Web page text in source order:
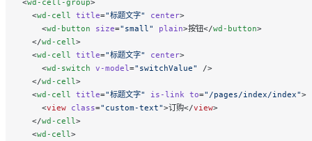
  <
wd-cell title="标题文字" center>
    <
wd-button size="small" plain>按钮</wd-button>
  </
wd-cell >
  <
wd-cell title="标题文字" center>
    <
wd-switch v-model ="switchValue"
/>
  </
wd-cell >
  <
wd-cell title="标题文字" is-link to="/pages/index/index">
    <
view class="custom-text">订购</view>
  </
wd-cell >
  <
wd-cell >